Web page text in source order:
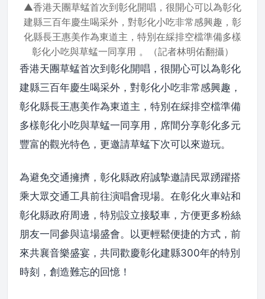
▲香港天團草蜢首次到彰化開唱，很開心可以為彰化
建縣三百年慶生喝采外，對彰化小吃非常感興趣，彰
化縣長王惠美作為東道主，特別在綵排空檔準備多樣
彰化小吃與草蜢一同享用 。（記者林明佑翻攝）
香港天團草蜢首次到彰化開唱，很開心可以為彰化
建縣三百年慶生喝采外，對彰化小吃非常感興趣，
彰化縣長王惠美作為東道主，特別在綵排空檔準備
多樣彰化小吃與草蜢一同享用，席間分享彰化多元
豐富的觀光特色，更邀請草蜢下次可以來遊玩。
為避免交通擁擠，彰化縣政府誠摯邀請民眾踴躍搭
乘大眾交通工具前往演唱會現場。在彰化火車站和
彰化縣政府周邊，特別設立接駁車，方便更多粉絲
朋友一同參與這場盛會。以更輕鬆便捷的方式，前
來共襄音樂盛宴，共同歡慶彰化建縣300年的特別
時刻，創造難忘的回憶！